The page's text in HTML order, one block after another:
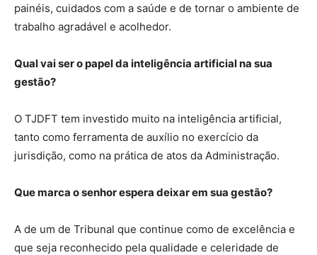
painéis, cuidados com a saúde e de tornar o ambiente de
trabalho agradável e acolhedor.
Qual vai ser o papel da inteligência artificial na sua
gestão?
O TJDFT tem investido muito na inteligência artificial,
tanto como ferramenta de auxílio no exercício da
jurisdição, como na prática de atos da Administração.
Que marca o senhor espera deixar em sua gestão?
A de um de Tribunal que continue como de excelência e
que seja reconhecido pela qualidade e celeridade de